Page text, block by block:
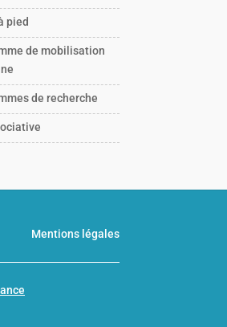
pied
de mobilisation
de recherche
Mentions légales